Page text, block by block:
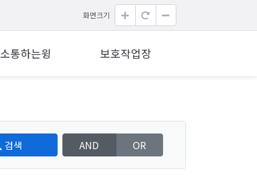
화면크기
소통하는윙 보호작업장
검색 AND OR